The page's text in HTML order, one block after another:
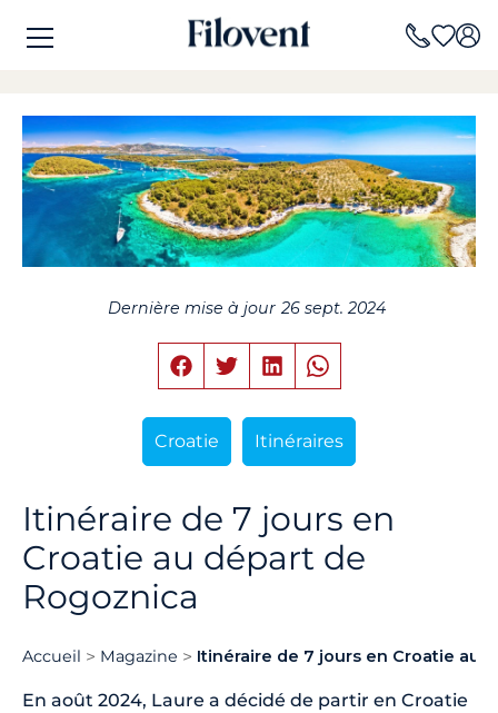
Dernière mise à jour 26 sept. 2024
Croatie Itinéraires
Itinéraire de 7 jours en
Croatie au départ de
Rogoznica
Accueil Magazine Itinéraire de 7 jours en Croatie au
En août 2024, Laure a décidé de partir en Croatie